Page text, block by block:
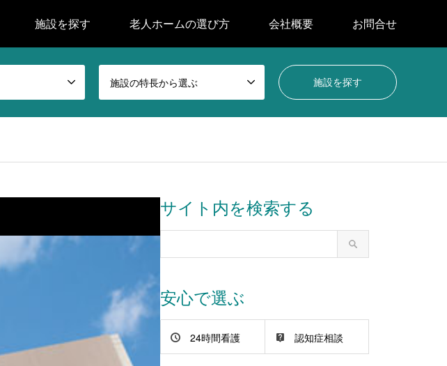
施設を探す 老人ホームの選び方 会社概要 お問合せ
施設の特長から選ぶ
サイト内を検索する
安心で選ぶ
24時間看護 認知症相談